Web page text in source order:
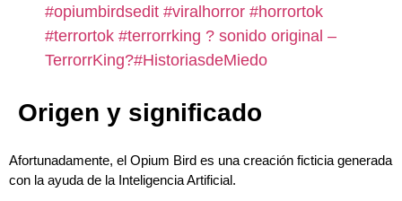
#opiumbirdsedit #viralhorror #horrortok
#terrortok #terrorrking ? sonido original –
TerrorrKing?#HistoriasdeMiedo
Origen y significado
Afortunadamente, el Opium Bird es una creación ficticia generada
con la ayuda de la Inteligencia Artificial.